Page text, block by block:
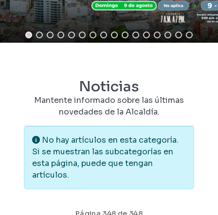
Noticias
Mantente informado sobre las últimas
novedades de la Alcaldía.
Información
No hay artículos en esta categoría.
Si se muestran las subcategorías en
esta página, puede que tengan
artículos.